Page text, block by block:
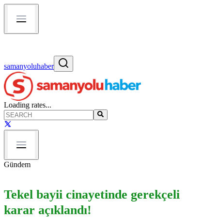
samanyoluhaber
Loading rates...
Gündem
Tekel bayii cinayetinde gerekçeli
karar açıklandı!